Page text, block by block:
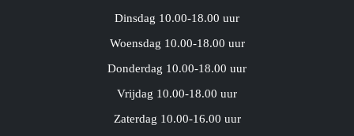
Dinsdag 10.00-18.00 uur
Woensdag 10.00-18.00 uur
Donderdag 10.00-18.00 uur
Vrijdag 10.00-18.00 uur
Zaterdag 10.00-16.00 uur